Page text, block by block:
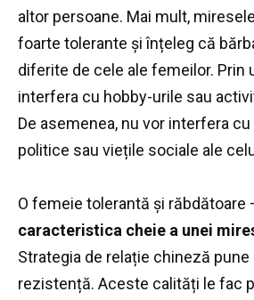
altor persoane. Mai mult,
foarte tolerante și înțeleg că
diferite de cele ale femeilor. Prin
interfera cu hobby-urile sau
De asemenea, nu vor interfera
politice sau viețile sociale ale
O femeie tolerantă și răbdătoare
caracteristica cheie a unei
Strategia de relație chineză
rezistență. Aceste calități le fac